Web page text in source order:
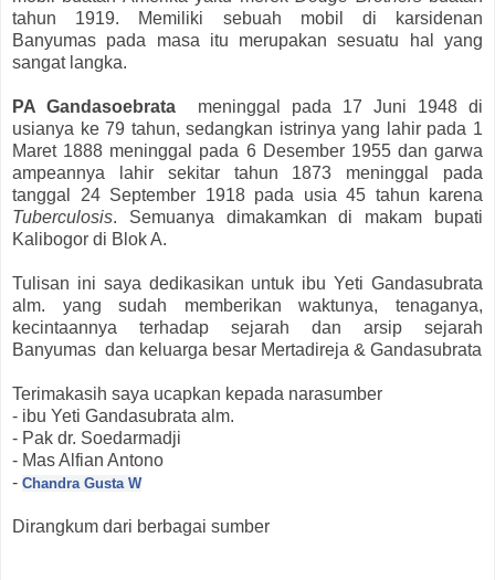
tahun 1919. Memiliki sebuah mobil di karsidenan
Banyumas pada masa itu merupakan sesuatu hal yang
sangat langka.
PA Gandasoebrata
meninggal pada 17 Juni 1948 di
usianya ke 79 tahun, sedangkan istrinya yang lahir pada 1
Maret 1888 meninggal pada 6 Desember 1955 dan garwa
ampeannya lahir sekitar tahun 1873 meninggal pada
tanggal 24 September 1918 pada usia 45 tahun karena
Tuberculosis. Semuanya dimakamkan di makam bupati
Kalibogor di Blok A.
Tulisan ini saya dedikasikan untuk ibu Yeti Gandasubrata
alm. yang sudah memberikan waktunya, tenaganya,
kecintaannya terhadap sejarah dan arsip sejarah
Banyumas dan keluarga besar Mertadireja & Gandasubrata
Terimakasih saya ucapkan kepada narasumber
- ibu Yeti Gandasubrata alm.
- Pak dr. Soedarmadji
- Mas Alfian Antono
- Chandra Gusta W
Dirangkum dari berbagai sumber